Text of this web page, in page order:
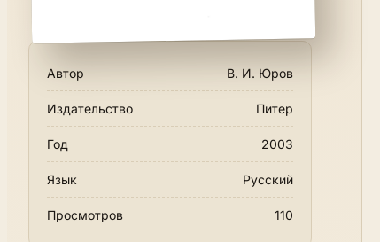
Автор В. И. Юров
Издательство Питер
Год 2003
Язык Русский
Просмотров 110